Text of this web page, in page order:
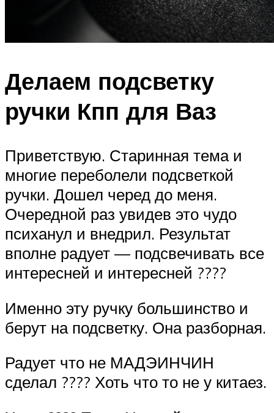
Делаем подсветку
ручки Кпп для Ваз
Приветствую. Старинная тема и
многие переболели подсветкой
ручки. Дошел черед до меня.
Очередной раз увидев это чудо
психанул и внедрил. Результат
вполне радует — подсвечивать все
интересней и интересней ????
Именно эту ручку большинство и
берут на подсветку. Она разборная.
Радует что не МАДЭИНЧИН
сделал ???? Хоть что то не у китаез.